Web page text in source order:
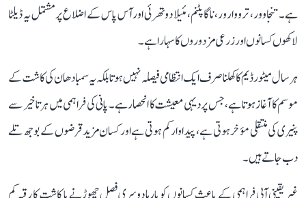
ہے۔ تنجاوور، ترووارور، ناگاپٹنم، مئیلا دوتھرئی اور آس پاس کے اضلاع پر مشتمل یہ ڈیلٹا
لاکھوں کسانوں اور زرعی مزدوروں کا سہارا ہے۔
ہر سال میٹور ڈیم کا کھلنا صرف ایک انتظامی فیصلہ نہیں ہوتا بلکہ یہ سمبا دھان کی کاشت کے
موسم کا آغاز ہوتا ہے، جس پر دیہی معیشت کا انحصار ہے۔ پانی کی فراہمی میں ہر تاخیر سے
پنیری کی منتقلی مؤخر ہوتی ہے، پیداوار کم ہوتی ہے اور کسان مزید قرضوں کے بوجھ تلے
دب جاتے ہیں۔